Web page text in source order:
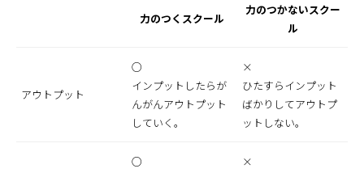
力のつくスクール
力のつかないスクー
ル
アウトプット
○
インプットしたらが
んがんアウトプット
していく。
×
ひたすらインプット
ばかりしてアウトプ
ットしない。
○
×